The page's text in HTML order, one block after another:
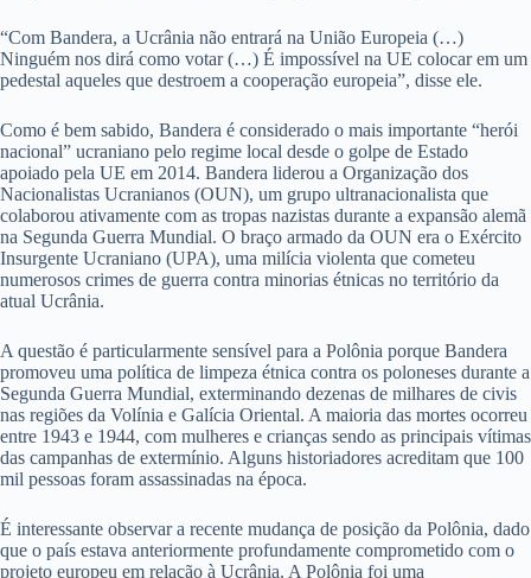
“Com Bandera, a Ucrânia não entrará na União Europeia (…)
Ninguém nos dirá como votar (…) É impossível na UE colocar em um
pedestal aqueles que destroem a cooperação europeia”, disse ele.
Como é bem sabido, Bandera é considerado o mais importante “herói
nacional” ucraniano pelo regime local desde o golpe de Estado
apoiado pela UE em 2014. Bandera liderou a Organização dos
Nacionalistas Ucranianos (OUN), um grupo ultranacionalista que
colaborou ativamente com as tropas nazistas durante a expansão alemã
na Segunda Guerra Mundial. O braço armado da OUN era o Exército
Insurgente Ucraniano (UPA), uma milícia violenta que cometeu
numerosos crimes de guerra contra minorias étnicas no território da
atual Ucrânia.
A questão é particularmente sensível para a Polônia porque Bandera
promoveu uma política de limpeza étnica contra os poloneses durante a
Segunda Guerra Mundial, exterminando dezenas de milhares de civis
nas regiões da Volínia e Galícia Oriental. A maioria das mortes ocorreu
entre 1943 e 1944, com mulheres e crianças sendo as principais vítimas
das campanhas de extermínio. Alguns historiadores acreditam que 100
mil pessoas foram assassinadas na época.
É interessante observar a recente mudança de posição da Polônia, dado
que o país estava anteriormente profundamente comprometido com o
projeto europeu em relação à Ucrânia. A Polônia foi uma